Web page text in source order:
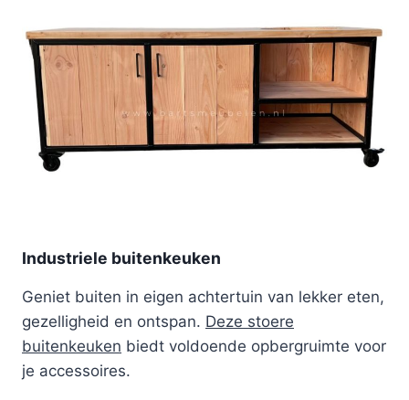
Industriele buitenkeuken
Geniet buiten in eigen achtertuin van lekker eten,
gezelligheid en ontspan. Deze stoere
buitenkeuken biedt voldoende opbergruimte voor
je accessoires.